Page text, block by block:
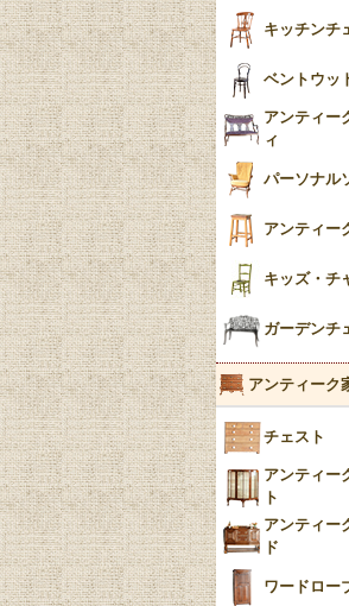
ー
ミラー
花瓶おし
陶器の人形
キャンドル
トライポッ
バラスター
陶磁器の
イマリ（
ブルー＆ホ
ブルーウ
Blue）
YUAN
チンツ
クリノリン
キッチンチ
ベントウッ
アンティー
ィ
パーソナル
アンティー
キッズ・チ
ガーデンチ
アンティーク
チェスト
アンティー
ト
アンティー
ド
ワードロー